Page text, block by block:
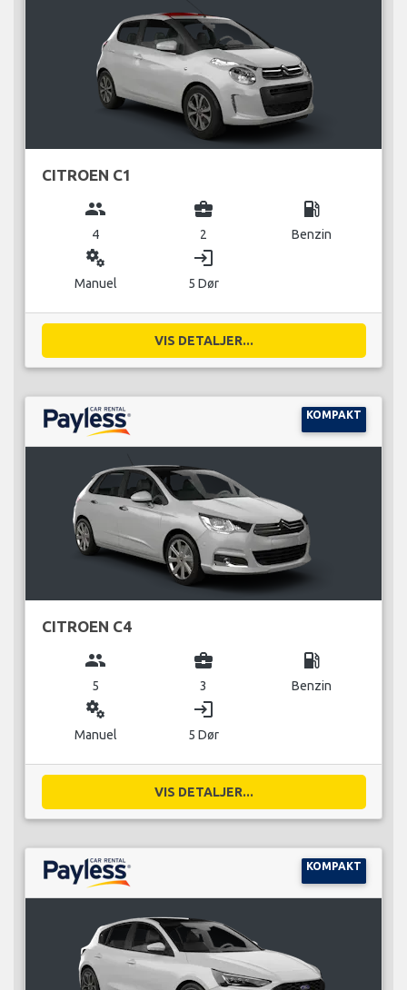
CITROEN C1
group
4
business_center
2
local_gas_station
Benzin
miscellaneous_services
Manuel
login
5 Dør
VIS DETALJER...
KOMPAKT
CITROEN C4
group
5
business_center
3
local_gas_station
Benzin
miscellaneous_services
Manuel
login
5 Dør
VIS DETALJER...
KOMPAKT